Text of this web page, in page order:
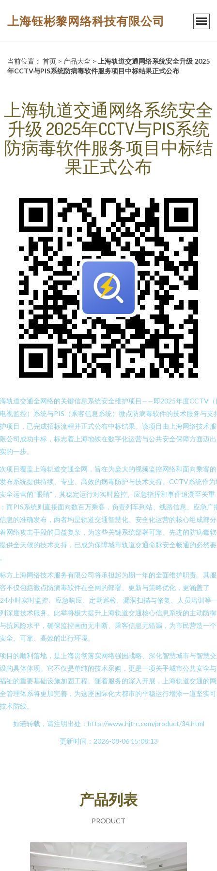
上海钰彬黎网络科技有限公司
当前位置： 首页 > 产品大全 >
上海轨道交通网络系统安全升级 2025
年CCTV与PIS系统防病毒软件服务项目中标结果正式公布
上海轨道交通网络系统安全
升级 2025年CCTV与PIS系统
防病毒软件服务项目中标结
果正式公布
轨道交通全网络的关键信息系统安全维护项目——即2025年度CCTV（
视监控）系统与PIS（乘客信息系统）微点防病毒软件的技术服务与支
项目，已完成招标流程并正式公布中标结果。该项目由上海网络技术
公司成功中标，标志着上海地铁在数字化运营与公共安全保障方面迈
的一步。
项目覆盖上海轨道交通全网，旨在为庞大的视频监控网络和面向乘客
布系统提供持续、专业、高效的病毒防护与技术支持。CCTV系统作为
全运营的“眼睛”，其稳定运行对实时监控、应急指挥和事件追溯至关重
而PIS系统则直接面向数百万乘客，负责列车到站、线路信息、应急广
息的准确发布，两者均是轨道交通智慧化、安全化运营的核心组成部
网络攻击手段的日益复杂，为这些关键系统部署可靠、先进的防病毒
供全天候的技术支持，已成为保障城市轨道交通命脉安全畅通的必然要
方上海网络技术服务有限公司将承担起为期一年的全面维护职责。其
不仅包括微点防病毒软件在全网的部署、更新与策略优化，更涵盖了
小时实时监控、应急响应、定期巡检、漏洞扫描与修复、人员培训等
深度技术服务。此举将极大提升上海轨道交通核心信息系统的主动防
抗风险水平，确保监控画面无中断、乘客信息无错漏，为市民营造一
全、可靠、高效的出行环境。
目的顺利落地，是上海贯彻落实网络强国战略、深化智慧城市与智慧
的具体体现。它不仅是单纯的技术采购，更是一项关乎城市公共安全
祉的重要基础设施加固工程。随着服务的深入开展，上海轨道交通的
管理体系将更加完善，为这座国际化大都市的平稳运行增添一道坚实
术防线。
如若转载，请注明出处：http://www.hjtrc.com/product/34.html
更新时间：2026-08-06 15:08:13
产品列表
PRODUCT